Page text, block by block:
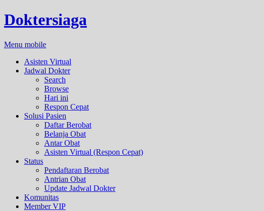
Doktersiaga
Menu mobile
Asisten Virtual
Jadwal Dokter
Search
Browse
Hari ini
Respon Cepat
Solusi Pasien
Daftar Berobat
Belanja Obat
Antar Obat
Asisten Virtual (Respon Cepat)
Status
Pendaftaran Berobat
Antrian Obat
Update Jadwal Dokter
Komunitas
Member VIP